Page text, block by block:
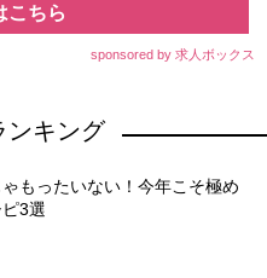
こちら
sponsored by 求人ボックス
ンキング
もったいない！今年こそ極め
3選